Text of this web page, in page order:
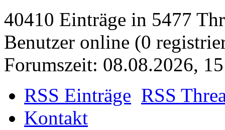
40410 Einträge in 5477
Benutzer online (0
Forumszeit: 08.08.2026,
RSS Einträge RSS
Kontakt